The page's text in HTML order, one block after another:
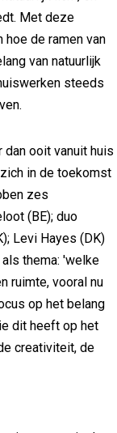
Met deze
hoe de ramen van
van natuurlijk
steeds
ooit vanuit huis
in de toekomst
zes
(BE); duo
Levi Hayes (DK)
thema: 'welke
ruimte, vooral nu
op het belang
dit heeft op het
creativiteit, de